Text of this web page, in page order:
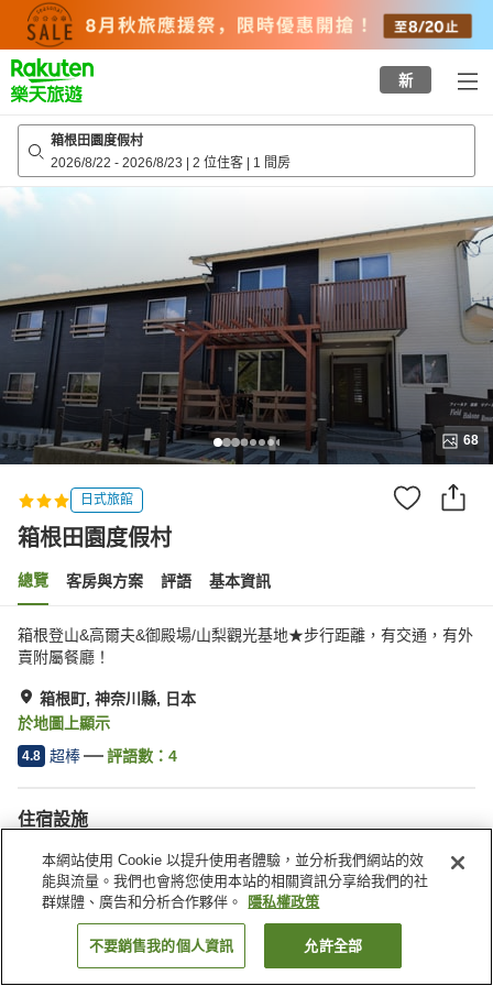
top
page
新
箱根田園度假村
2026/8/22 - 2026/8/23 | 2 位住客 | 1 間房
68
日式旅館
箱根田園度假村
總覽 客房與方案 評語 基本資訊
箱根登山&高爾夫&御殿場/山梨觀光基地★步行距離，有交通，有外
賣附屬餐廳！
箱根町, 神奈川縣, 日本
於地圖上顯示
4.8 超棒 評語數： 4
住宿設施
無線網路
自動販賣機
共用微波爐
公共區域監視器
找客房
本網站使用 Cookie 以提升使用者體驗，並分析我們網站的效
能與流量。我們也會將您使用本站的相關資訊分享給我們的社
群媒體、廣告和分析合作夥伴。
隱私權政策
不要銷售我的個人資訊 允許全部